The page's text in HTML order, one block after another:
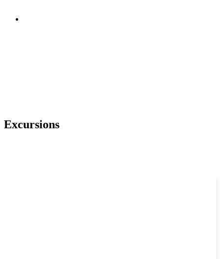
Excursions